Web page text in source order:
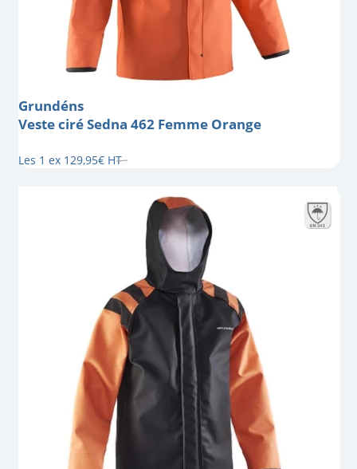
Grundéns
Veste ciré Sedna 462 Femme Orange
Les 1 ex 129,95€ HT